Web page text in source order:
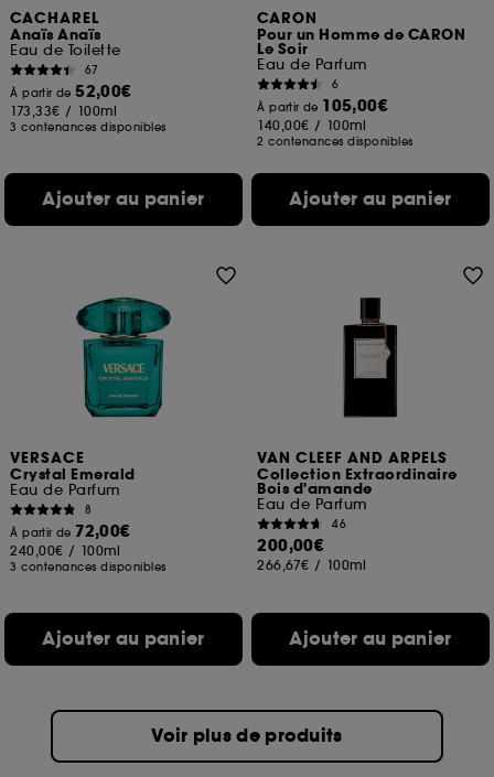
CACHAREL
Anaïs Anaïs
Eau de Toilette
67
À partir de52,00€
173,33€ / 100ml
3 contenances disponibles
Ajouter au panier
CARON
Pour un Homme de CARON
Le Soir
Eau de Parfum
6
À partir de 105,00€
140,00€ / 100ml
2 contenances disponibles
Ajouter au panier
VERSACE
Crystal Emerald
Eau de Parfum
8
À partir de 72,00€
240,00€ / 100ml
3 contenances disponibles
Ajouter au panier
VAN CLEEF AND ARPELS
Collection Extraordinaire
Bois d'amande
Eau de Parfum
46
200,00€
266,67€ / 100ml
Ajouter au panier
Voir plus de produits